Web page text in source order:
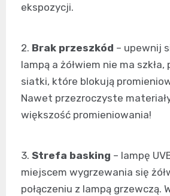
ekspozycji.
2. Brak przeszkód – upewnij
lampą a żółwiem nie ma
siatki, które blokują
Nawet przezroczyste
większość promieniowania!
3. Strefa basking – lampę
miejscem wygrzewania się
połączeniu z lampą grzewczą.